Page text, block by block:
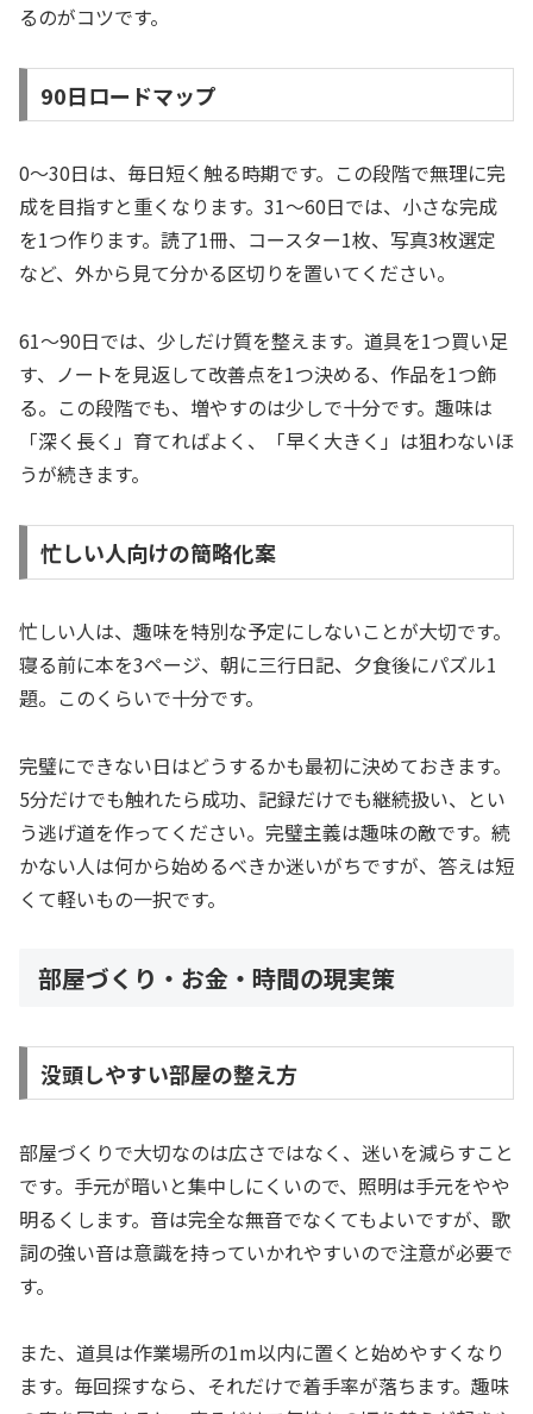
るのがコツです。
90日ロードマップ
0〜30日は、毎日短く触る時期です。この段階で無理に完
成を目指すと重くなります。31〜60日では、小さな完成
を1つ作ります。読了1冊、コースター1枚、写真3枚選定
など、外から見て分かる区切りを置いてください。
61〜90日では、少しだけ質を整えます。道具を1つ買い足
す、ノートを見返して改善点を1つ決める、作品を1つ飾
る。この段階でも、増やすのは少しで十分です。趣味は
「深く長く」育てればよく、「早く大きく」は狙わないほ
うが続きます。
忙しい人向けの簡略化案
忙しい人は、趣味を特別な予定にしないことが大切です。
寝る前に本を3ページ、朝に三行日記、夕食後にパズル1
題。このくらいで十分です。
完璧にできない日はどうするかも最初に決めておきます。
5分だけでも触れたら成功、記録だけでも継続扱い、とい
う逃げ道を作ってください。完璧主義は趣味の敵です。続
かない人は何から始めるべきか迷いがちですが、答えは短
くて軽いもの一択です。
部屋づくり・お金・時間の現実策
没頭しやすい部屋の整え方
部屋づくりで大切なのは広さではなく、迷いを減らすこと
です。手元が暗いと集中しにくいので、照明は手元をやや
明るくします。音は完全な無音でなくてもよいですが、歌
詞の強い音は意識を持っていかれやすいので注意が必要で
す。
また、道具は作業場所の1m以内に置くと始めやすくなり
ます。毎回探すなら、それだけで着手率が落ちます。趣味